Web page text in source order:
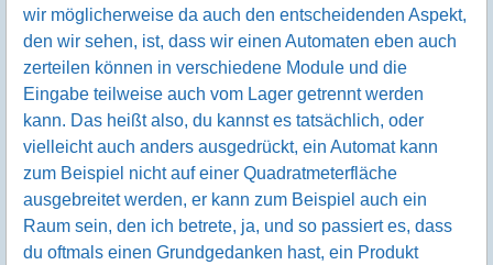
wir möglicherweise da auch den entscheidenden Aspekt,
den wir sehen, ist, dass wir einen Automaten eben auch
zerteilen können in verschiedene Module und die
Eingabe teilweise auch vom Lager getrennt werden
kann. Das heißt also, du kannst es tatsächlich, oder
vielleicht auch anders ausgedrückt, ein Automat kann
zum Beispiel nicht auf einer Quadratmeterfläche
ausgebreitet werden, er kann zum Beispiel auch ein
Raum sein, den ich betrete, ja, und so passiert es, dass
du oftmals einen Grundgedanken hast, ein Produkt